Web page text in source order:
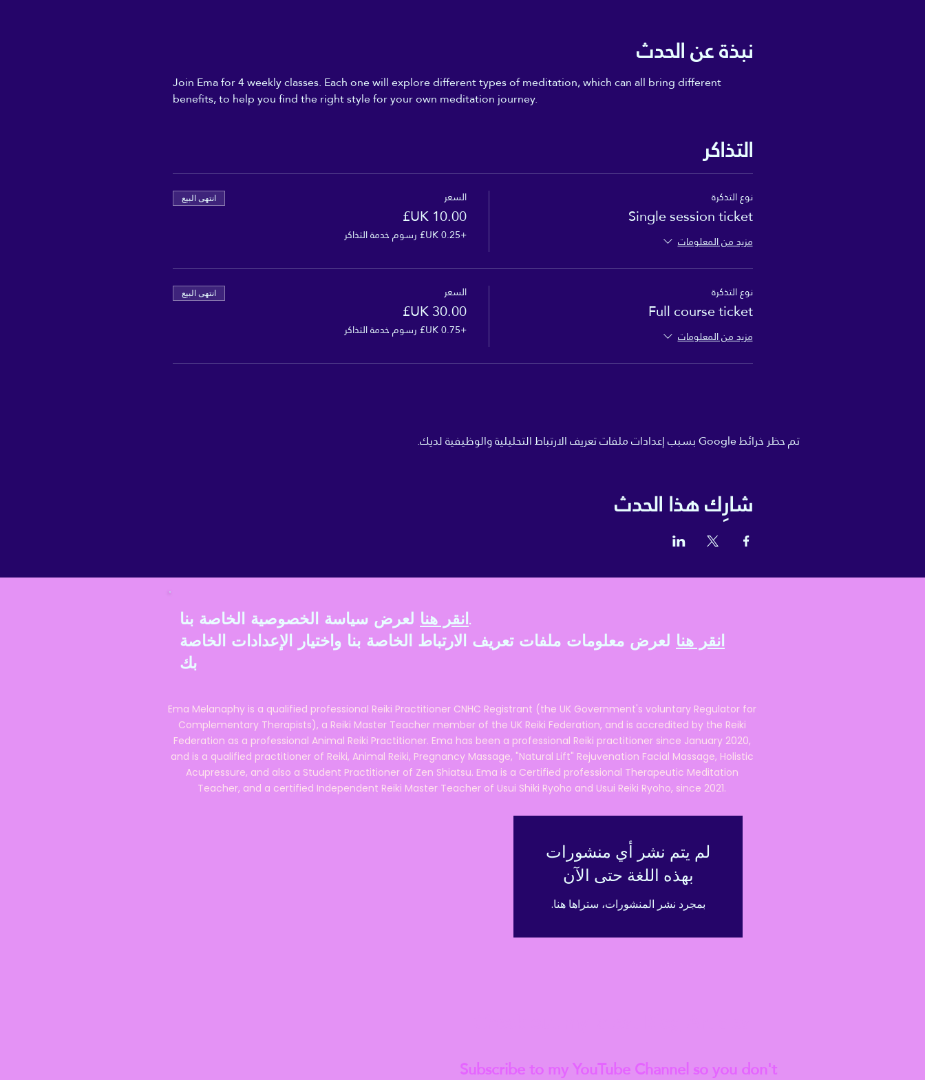
نبذة عن الحدث
Join Ema for 4 weekly classes. Each one will explore different types of meditation, which can all bring different
benefits, to help you find the right style for your own meditation journey.
التذاكر
نوع التذكرة
Single session ticket
مزيد من المعلومات
السعر
+‏0.25 UK£ رسوم خدمة التذاكر
انتهى البيع
نوع التذكرة
Full course ticket
مزيد من المعلومات
السعر
+‏0.75 UK£ رسوم خدمة التذاكر
انتهى البيع
تم حظر خرائط Google بسبب إعدادات ملفات تعريف الارتباط التحليلية والوظيفية لديك.
شارِك هذا الحدث
انقر هنا لعرض سياسة الخصوصية الخاصة بنا.
انقر هنا لعرض معلومات ملفات تعريف الارتباط الخاصة بنا واختيار الإعدادات الخاصة
بك
Ema Melanaphy is a qualified professional Reiki Practitioner CNHC Registrant (the UK Government's voluntary Regulator for
Complementary Therapists), a Reiki Master Teacher member of the UK Reiki Federation, and is accredited by the Reiki
Federation as a professional Animal Reiki Practitioner. Ema has been a professional Reiki practitioner since January 2020,
and is a qualified practitioner of Reiki, Animal Reiki, Pregnancy Massage, "Natural Lift" Rejuvenation Facial Massage, Holistic
Acupressure, and also a Student Practitioner of Zen Shiatsu. Ema is a Certified professional Therapeutic Meditation
Teacher, and a certified Independent Reiki Master Teacher of Usui Shiki Ryoho and Usui Reiki Ryoho, since 2021.
Subscribe to my YouTube Channel so you don't
لم يتم نشر أي منشورات
بهذه اللغة حتى الآن
بمجرد نشر المنشورات، ستراها هنا.